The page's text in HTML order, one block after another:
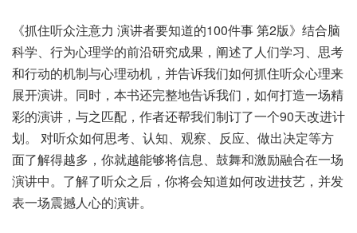
《抓住听众注意力 演讲者要知道的100件事 第2版》结合脑
科学、行为心理学的前沿研究成果，阐述了人们学习、思考
和行动的机制与心理动机，并告诉我们如何抓住听众心理来
展开演讲。同时，本书还完整地告诉我们，如何打造一场精
彩的演讲，与之匹配，作者还帮我们制订了一个90天改进计
划。 对听众如何思考、认知、观察、反应、做出决定等方
面了解得越多，你就越能够将信息、鼓舞和激励融合在一场
演讲中。了解了听众之后，你将会知道如何改进技艺，并发
表一场震撼人心的演讲。